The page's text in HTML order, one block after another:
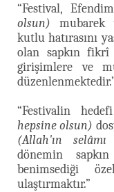
“Festival,
olsun) mubarek
kutlu hatırasını
olan sapkın fikrî
girişimlere ve
“Festivalin
hepsine olsun)
(Allah'ın
dönemin
benimsediği
ulaştırmaktır.”